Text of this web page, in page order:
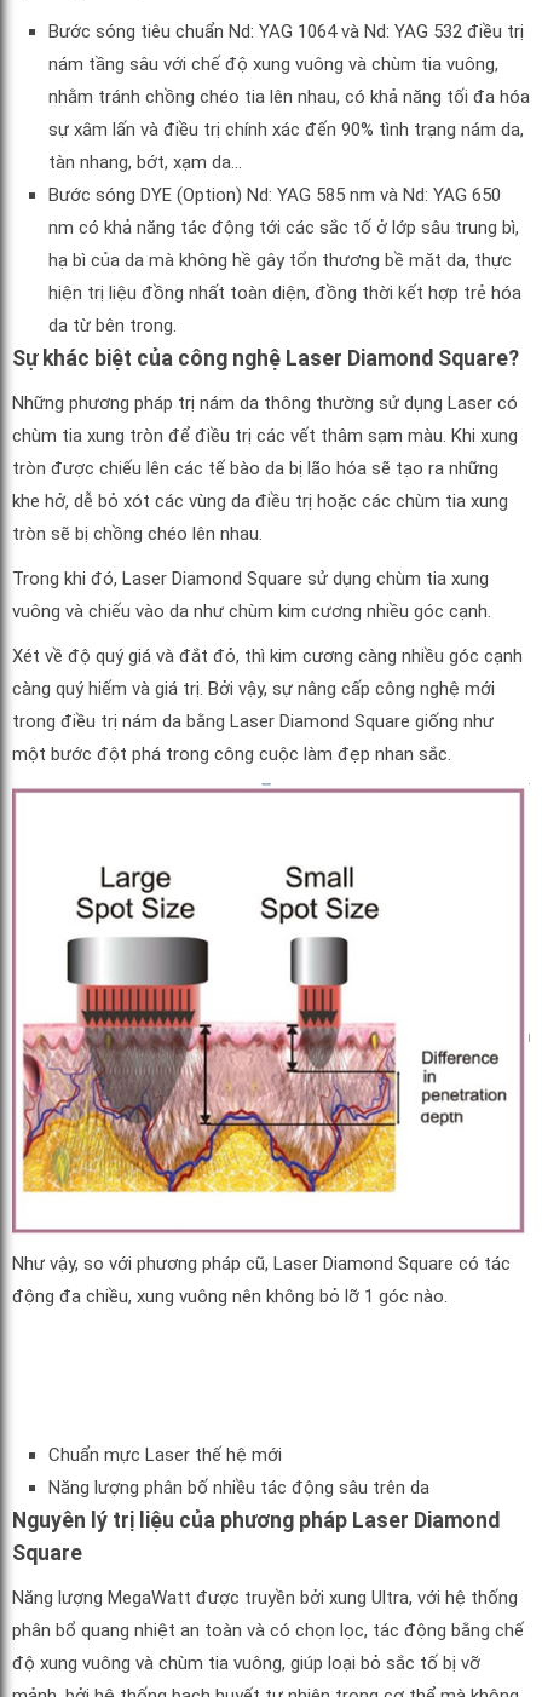
Bước sóng tiêu chuẩn Nd: YAG 1064 và Nd: YAG 532 điều trị
nám tầng sâu với chế độ xung vuông và chùm tia vuông,
nhằm tránh chồng chéo tia lên nhau, có khả năng tối đa hóa
sự xâm lấn và điều trị chính xác đến 90% tình trạng nám da,
tàn nhang, bớt, xạm da…
Bước sóng DYE (Option) Nd: YAG 585 nm và Nd: YAG 650
nm có khả năng tác động tới các sắc tố ở lớp sâu trung bì,
hạ bì của da mà không hề gây tổn thương bề mặt da, thực
hiện trị liệu đồng nhất toàn diện, đồng thời kết hợp trẻ hóa
da từ bên trong.
Sự khác biệt của công nghệ Laser Diamond Square?
Những phương pháp trị nám da thông thường sử dụng Laser có
chùm tia xung tròn để điều trị các vết thâm sạm màu. Khi xung
tròn được chiếu lên các tế bào da bị lão hóa sẽ tạo ra những
khe hở, dễ bỏ xót các vùng da điều trị hoặc các chùm tia xung
tròn sẽ bị chồng chéo lên nhau.
Trong khi đó, Laser Diamond Square sử dụng chùm tia xung
vuông và chiếu vào da như chùm kim cương nhiều góc cạnh.
Xét về độ quý giá và đắt đỏ, thì kim cương càng nhiều góc cạnh
càng quý hiếm và giá trị. Bởi vậy, sự nâng cấp công nghệ mới
trong điều trị nám da bằng Laser Diamond Square giống như
một bước đột phá trong công cuộc làm đẹp nhan sắc.
Như vậy, so với phương pháp cũ, Laser Diamond Square có tác
động đa chiều, xung vuông nên không bỏ lỡ 1 góc nào.
Chuẩn mực Laser thế hệ mới
Năng lượng phân bố nhiều tác động sâu trên da
Nguyên lý trị liệu của phương pháp Laser Diamond
Square
Năng lượng MegaWatt được truyền bởi xung Ultra, với hệ thống
phân bổ quang nhiệt an toàn và có chọn lọc, tác động bằng chế
độ xung vuông và chùm tia vuông, giúp loại bỏ sắc tố bị vỡ